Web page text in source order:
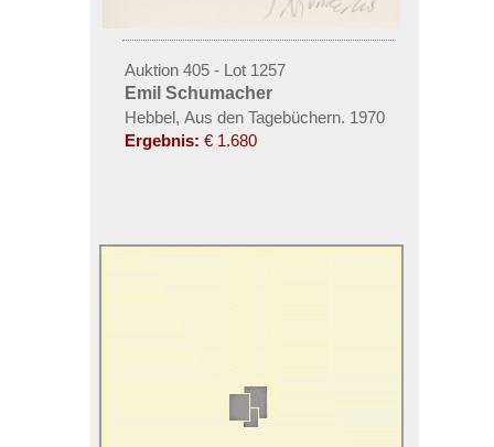
Auktion 405 - Lot 1257
Emil Schumacher
Hebbel, Aus den Tagebüchern. 1970
Ergebnis: € 1.680